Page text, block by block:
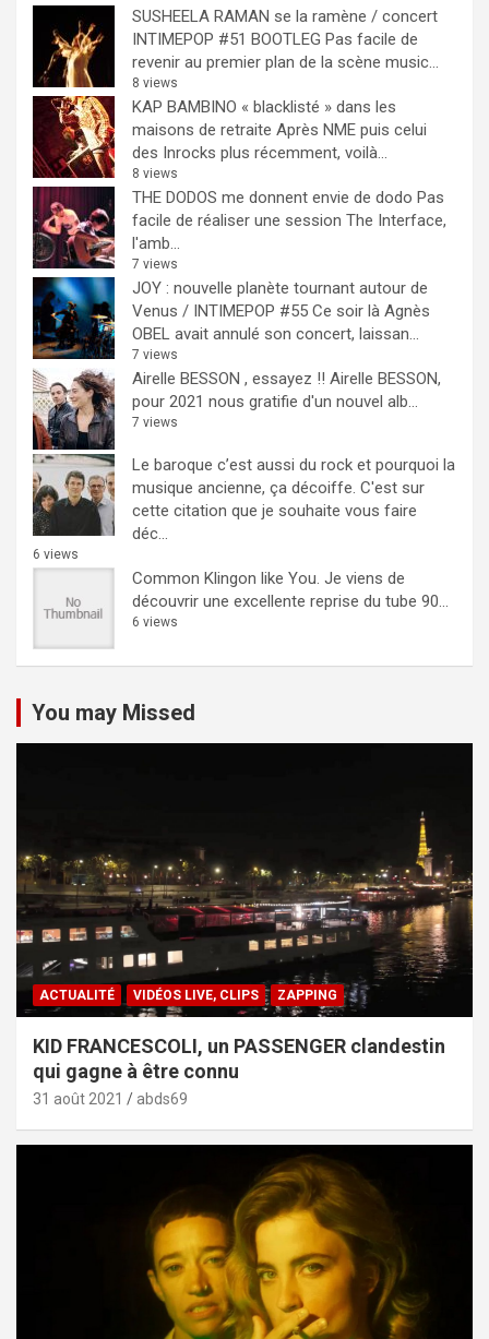
SUSHEELA RAMAN se la ramène / concert
INTIMEPOP #51 BOOTLEG Pas facile de
revenir au premier plan de la scène music...
8 views
KAP BAMBINO « blacklisté » dans les
maisons de retraite Après NME puis celui
des Inrocks plus récemment, voilà...
8 views
THE DODOS me donnent envie de dodo Pas
facile de réaliser une session The Interface,
l'amb...
7 views
JOY : nouvelle planète tournant autour de
Venus / INTIMEPOP #55 Ce soir là Agnès
OBEL avait annulé son concert, laissan...
7 views
Airelle BESSON , essayez !! Airelle BESSON,
pour 2021 nous gratifie d'un nouvel alb...
7 views
Le baroque c’est aussi du rock et pourquoi la
musique ancienne, ça décoiffe. C'est sur
cette citation que je souhaite vous faire
déc...
6 views
Common Klingon like You. Je viens de
découvrir une excellente reprise du tube 90...
6 views
You may Missed
ACTUALITÉ VIDÉOS LIVE, CLIPS ZAPPING
KID FRANCESCOLI, un PASSENGER clandestin
qui gagne à être connu
31 août 2021 abds69